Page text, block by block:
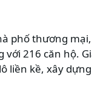
phố thương
216 căn hộ.
liền kề, xây